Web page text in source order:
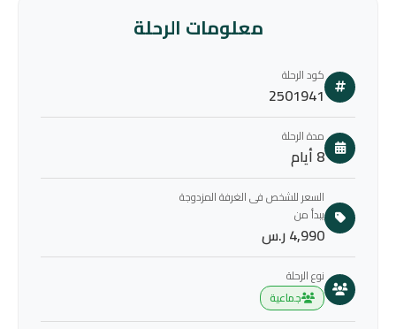
معلومات الرحلة
كود الرحلة
2501941
مدة الرحلة
8 أيام
السعر للشخص فى الغرفة المزدوجة
يبدأ من
4,990 ر.س
نوع الرحلة
جماعية